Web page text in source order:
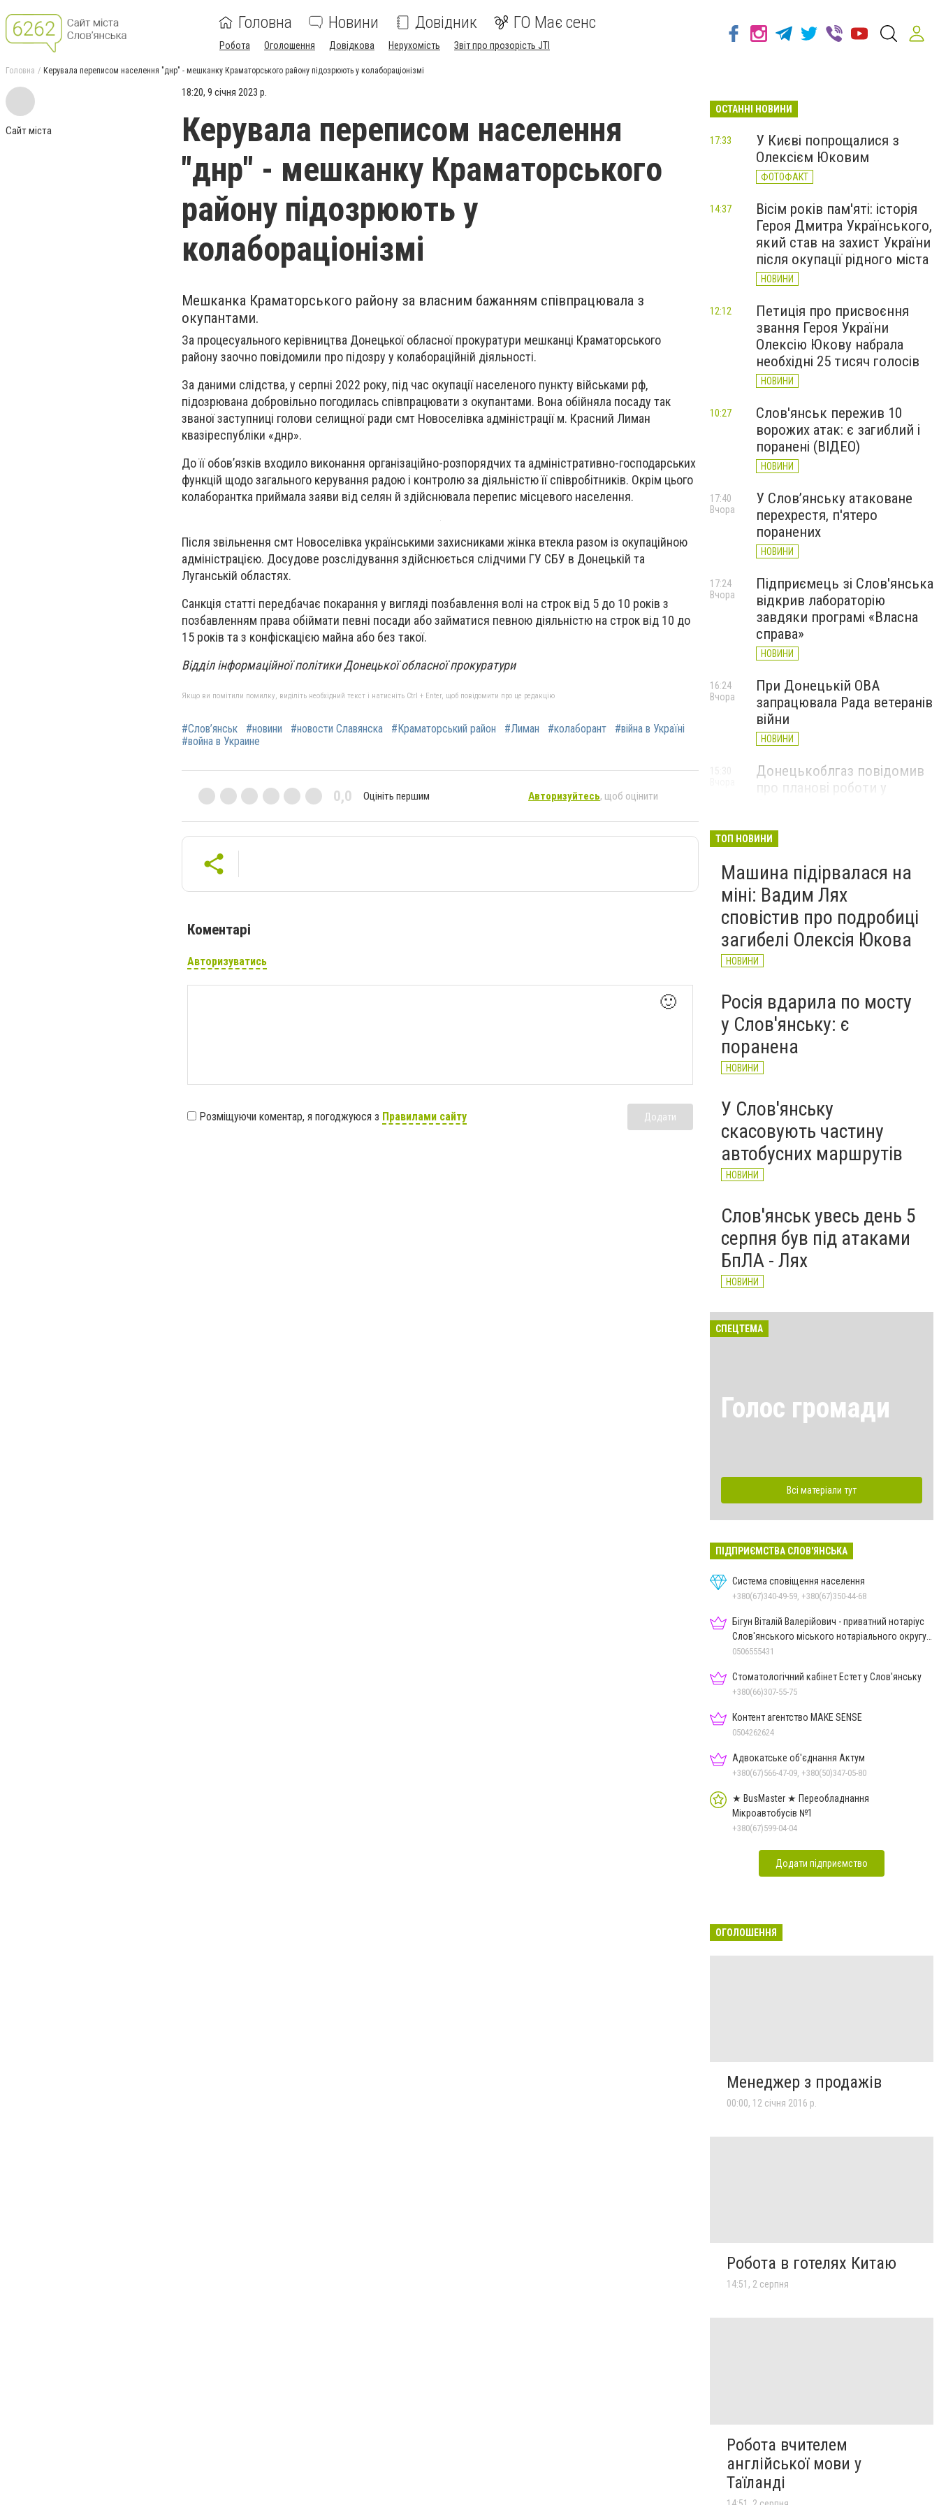
Головна Новини Довідник ГО Має сенс
Робота Оголошення Довідкова Нерухомість Звіт про прозорість JTI
Головна Керувала переписом населення "днр" - мешканку Краматорського району підозрюють у колабораціонізмі
Сайт міста
18:20, 9 січня 2023 р.
Керувала переписом населення
"днр" - мешканку Краматорського
району підозрюють у
колабораціонізмі
Мешканка Краматорського району за власним бажанням співпрацювала з
окупантами.
За процесуального керівництва Донецької обласної прокуратури мешканці Краматорського
району заочно повідомили про підозру у колабораційній діяльності.
За даними слідства, у серпні 2022 року, під час окупації населеного пункту військами рф,
підозрювана добровільно погодилась співпрацювати з окупантами. Вона обійняла посаду так
званої заступниці голови селищної ради смт Новоселівка адміністрації м. Красний Лиман
квазіреспубліки «днр».
До її обов’язків входило виконання організаційно-розпорядчих та адміністративно-господарських
функцій щодо загального керування радою і контролю за діяльністю її співробітників. Окрім цього
колаборантка приймала заяви від селян й здійснювала перепис місцевого населення.
Після звільнення смт Новоселівка українськими захисниками жінка втекла разом із окупаційною
адміністрацією. Досудове розслідування здійснюється слідчими ГУ СБУ в Донецькій та
Луганській областях.
Санкція статті передбачає покарання у вигляді позбавлення волі на строк від 5 до 10 років з
позбавленням права обіймати певні посади або займатися певною діяльністю на строк від 10 до
15 років та з конфіскацією майна або без такої.
Відділ інформаційної політики Донецької обласної прокуратури
Якщо ви помітили помилку, виділіть необхідний текст і натисніть Ctrl + Enter, щоб повідомити про це редакцію
#Слов’янськ #новини #новости Славянска #Краматорський район #Лиман #колаборант
#війна в Україні
#война в Украине
0,0 Оцініть першим Авторизуйтесь, щоб оцінити
Коментарі
Авторизуватись
🙂
Розміщуючи коментар, я погоджуюся з Правилами сайту Додати
ОСТАННІ НОВИНИ
У Києві попрощалися з
Олексієм Юковим
ФОТОФАКТ
17:33
Вісім років пам'яті: історія
Героя Дмитра Українського,
який став на захист України
після окупації рідного міста
НОВИНИ
14:37
Петиція про присвоєння
звання Героя України
Олексію Юкову набрала
необхідні 25 тисяч голосів
НОВИНИ
12:12
Слов'янськ пережив 10
ворожих атак: є загиблий і
поранені (ВІДЕО)
НОВИНИ
10:27
У Слов’янську атаковане
перехрестя, п'ятеро
поранених
НОВИНИ
17:40
Вчора
Підприємець зі Слов'янська
відкрив лабораторію
завдяки програмі «Власна
справа»
НОВИНИ
17:24
Вчора
При Донецькій ОВА
запрацювала Рада ветеранів
війни
НОВИНИ
16:24
Вчора
Донецькоблгаз повідомив
про планові роботи у
НОВИНИ
15:30
ТОП НОВИНИ
Машина підірвалася на
міні: Вадим Лях
сповістив про подробиці
загибелі Олексія Юкова
НОВИНИ
Росія вдарила по мосту
у Слов'янську: є
поранена
НОВИНИ
У Слов'янську
скасовують частину
автобусних маршрутів
НОВИНИ
Слов'янськ увесь день 5
серпня був під атаками
БпЛА - Лях
НОВИНИ
СПЕЦТЕМА
Голос громади
Всі матеріали тут
ПІДПРИЄМСТВА СЛОВ'ЯНСЬКА
Система сповіщення населення
+380(67)340-49-59, +380(67)350-44-68
Бігун Віталій Валерійович - приватний нотаріус
Слов'янського міського нотаріального округу
Дон.обл.
0506555431
Стоматологічний кабінет Естет у Слов'янську
+380(66)307-55-75
Контент агентство MAKE SENSE
0504262624
Адвокатське об'єднання Актум
+380(67)566-47-09, +380(50)347-05-80
★ BusMaster ★ Переобладнання
Мікроавтобусів №1
+380(67)599-04-04
Додати підприємство
ОГОЛОШЕННЯ
Менеджер з продажів
00:00, 12 січня 2016 р.
Робота в готелях Китаю
14:51, 2 серпня
Робота вчителем
англійської мови у
Таїланді